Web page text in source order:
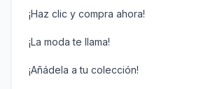
¡Haz clic y compra ahora!
¡La moda te llama!
¡Añádela a tu colección!